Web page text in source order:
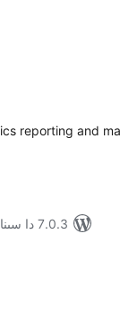
reporting and
7.0.3 دا سىنالغان